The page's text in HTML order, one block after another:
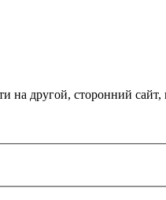
на другой, сторонний